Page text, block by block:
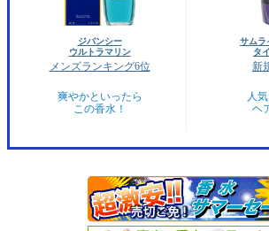
ジバンシー
ウルトラマリン
メンズランキング6位
爽やかといったら
この香水！
サムラ
タ
新
人
ヘ